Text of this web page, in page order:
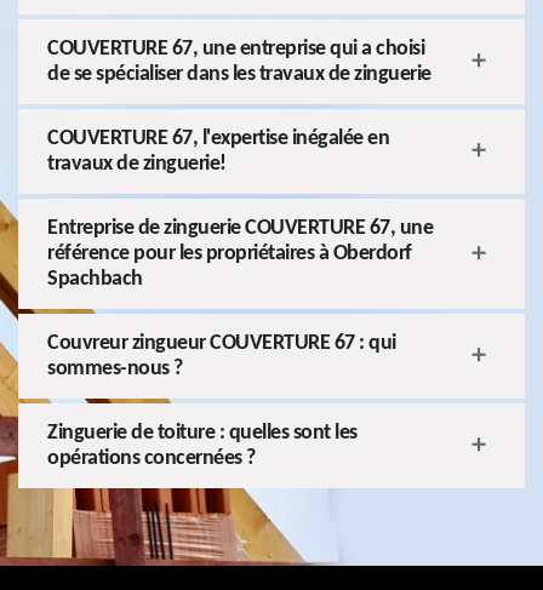
COUVERTURE 67, une entreprise qui a choisi
de se spécialiser dans les travaux de zinguerie
COUVERTURE 67, l'expertise inégalée en
travaux de zinguerie!
Entreprise de zinguerie COUVERTURE 67, une
référence pour les propriétaires à Oberdorf
Spachbach
Couvreur zingueur COUVERTURE 67 : qui
sommes-nous ?
Zinguerie de toiture : quelles sont les
opérations concernées ?